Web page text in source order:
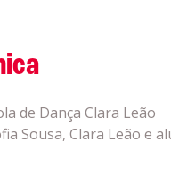
de Dança Clara Leão
Sousa, Clara Leão e